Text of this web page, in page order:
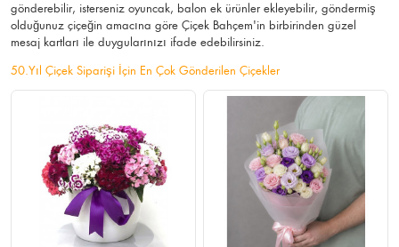
gönderebilir, isterseniz oyuncak, balon ek ürünler ekleyebilir, göndermiş
olduğunuz çiçeğin amacına göre Çiçek Bahçem'in birbirinden güzel
mesaj kartları ile duygularınızı ifade edebilirsiniz.
50.Yıl Çiçek Siparişi İçin En Çok Gönderilen Çiçekler